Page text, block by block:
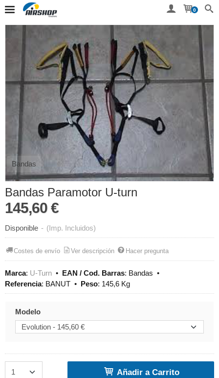
0
Bandas
Bandas Paramotor U-turn
145,60 €
Disponible - (Imp. Incluidos)
Costes de envío Ver descripción Hacer pregunta
Marca: U-Turn • EAN / Cod. Barras: Bandas •
Referencia: BANUT • Peso: 145,6 Kg
Modelo
Añadir a Carrito